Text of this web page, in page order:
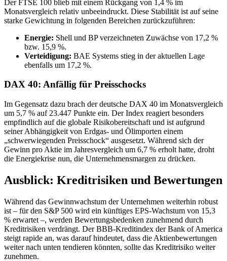
Der FTSE 100 blieb mit einem Rückgang von 1,4 % im
Monatsvergleich relativ unbeeindruckt. Diese Stabilität ist auf seine
starke Gewichtung in folgenden Bereichen zurückzuführen:
Energie: Shell und BP verzeichneten Zuwächse von 17,2 %
bzw. 15,9 %.
Verteidigung: BAE Systems stieg in der aktuellen Lage
ebenfalls um 17,2 %.
DAX 40: Anfällig für Preisschocks
Im Gegensatz dazu brach der deutsche DAX 40 im Monatsvergleich
um 5,7 % auf 23.447 Punkte ein. Der Index reagiert besonders
empfindlich auf die globale Risikobereitschaft und ist aufgrund
seiner Abhängigkeit von Erdgas- und Ölimporten einem
„schwerwiegenden Preisschock“ ausgesetzt. Während sich der
Gewinn pro Aktie im Jahresvergleich um 6,7 % erholt hatte, droht
die Energiekrise nun, die Unternehmensmargen zu drücken.
Ausblick: Kreditrisiken und Bewertungen
Während das Gewinnwachstum der Unternehmen weiterhin robust
ist – für den S&P 500 wird ein künftiges EPS-Wachstum von 15,3
% erwartet –, werden Bewertungsbedenken zunehmend durch
Kreditrisiken verdrängt. Der BBB-Kreditindex der Bank of America
steigt rapide an, was darauf hindeutet, dass die Aktienbewertungen
weiter nach unten tendieren könnten, sollte das Kreditrisiko weiter
zunehmen.